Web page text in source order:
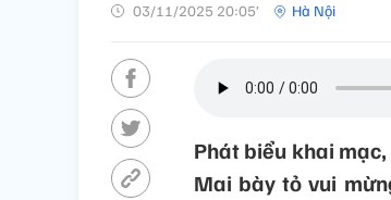
03/11/2025 20:05’ Hà Nội
Phát biểu khai
Mai bày tỏ vui